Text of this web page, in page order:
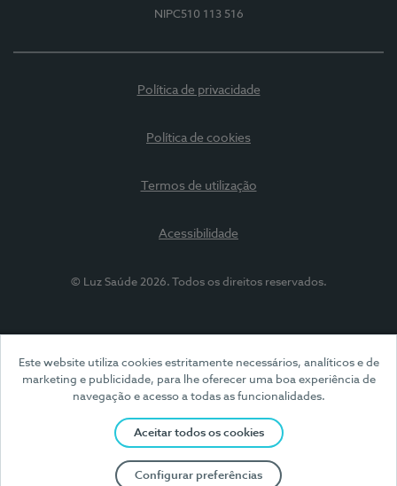
Este website utiliza cookies estritamente necessários, analíticos e de
marketing e publicidade, para lhe oferecer uma boa experiência de
navegação e acesso a todas as funcionalidades.
Aceitar todos os cookies
Configurar preferências
NIPC510 113 516
Política de privacidade
Política de cookies
Termos de utilização
Acessibilidade
© Luz Saúde 2026. Todos os direitos reservados.